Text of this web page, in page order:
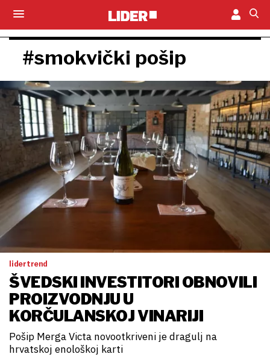
#smokvički pošip
lidertrend
ŠVEDSKI INVESTITORI OBNOVILI
PROIZVODNJU U
KORČULANSKOJ VINARIJI
Pošip Merga Victa novootkriveni je dragulj na
hrvatskoj enološkoj karti